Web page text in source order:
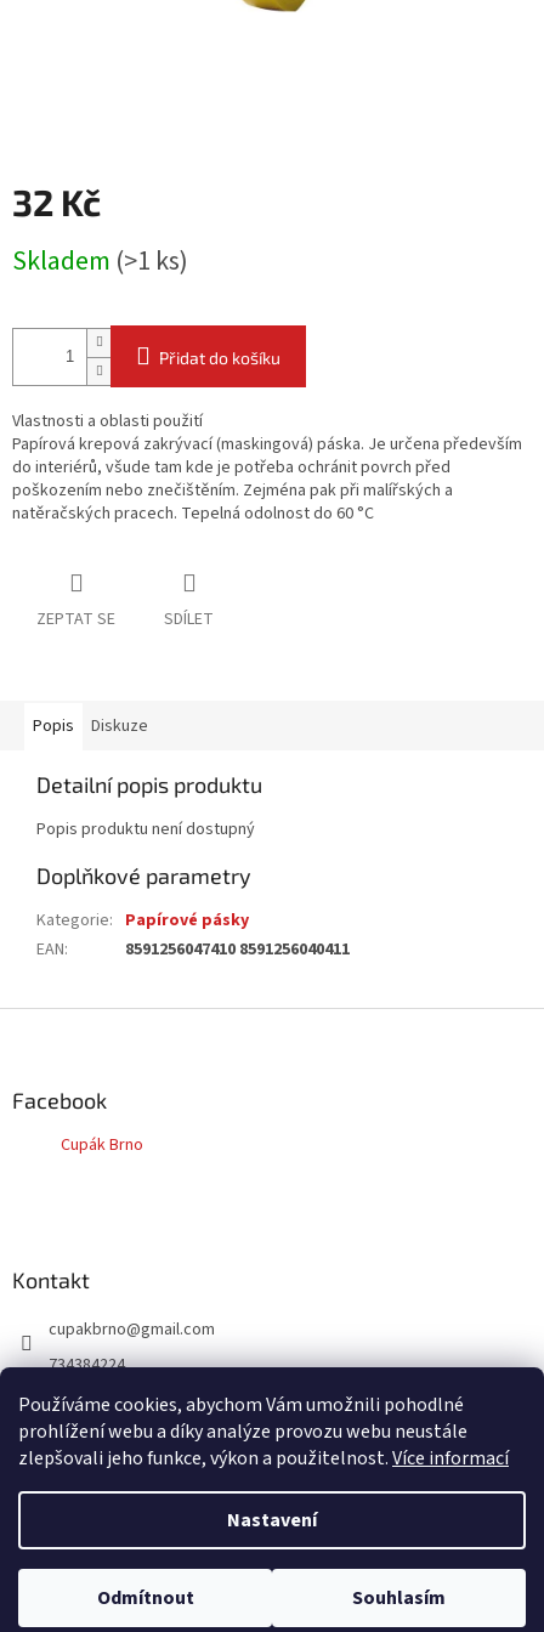
Používáme cookies, abychom Vám umožnili pohodlné
prohlížení webu a díky analýze provozu webu neustále
zlepšovali jeho funkce, výkon a použitelnost.Více informací
Nastavení
Odmítnout Souhlasím
32 Kč
cena:
Skladem (>1 ks)
Přidat do košíku
Vlastnosti a oblasti použití
Papírová krepová zakrývací (maskingová) páska. Je určena především
do interiérů, všude tam kde je potřeba ochránit povrch před
poškozením nebo znečištěním. Zejména pak při malířských a
natěračských pracech. Tepelná odolnost do 60 °C
ZEPTAT SE SDÍLET
Popis Diskuze
Detailní popis produktu
Popis produktu není dostupný
Doplňkové parametry
Kategorie: Papírové pásky
EAN: 8591256047410 8591256040411
Facebook
Cupák Brno
Kontakt
cupakbrno@gmail.com
734384224
https://www.facebook.com/cupakbrno
https://www.instagram.com/cupakbrno/
Vytvořil Shoptet
Copyright 2026Cupák Brno . Všechna práva vyhrazena.